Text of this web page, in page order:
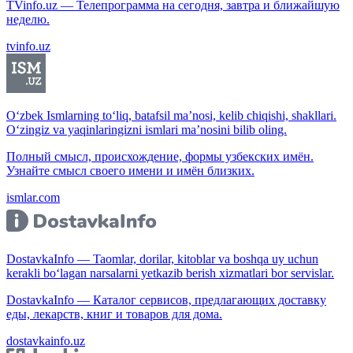
TVinfo.uz — Телепрограмма на сегодня, завтра и ближайшую
неделю.
tvinfo.uz
O‘zbek Ismlarning to‘liq, batafsil ma’nosi, kelib chiqishi, shakllari.
O‘zingiz va yaqinlaringizni ismlari ma’nosini bilib oling.
Полный смысл, происхождение, формы узбекских имён.
Узнайте смысл своего имени и имён близких.
ismlar.com
DostavkaInfo — Taomlar, dorilar, kitoblar va boshqa uy uchun
kerakli bo‘lagan narsalarni yetkazib berish xizmatlari bor servislar.
DostavkaInfo — Каталог сервисов, предлагающих доставку
еды, лекарств, книг и товаров для дома.
dostavkainfo.uz